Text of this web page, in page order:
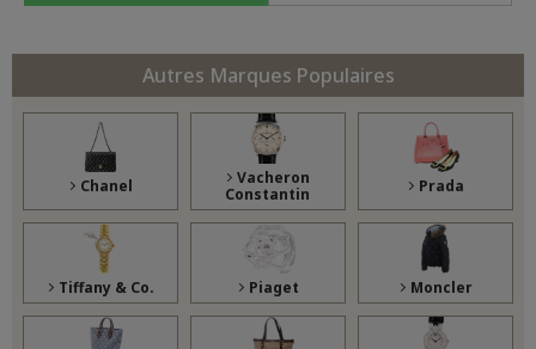
Autres Marques Populaires
Chanel
Vacheron
Constantin
Prada
Tiffany & Co. Piaget Moncler